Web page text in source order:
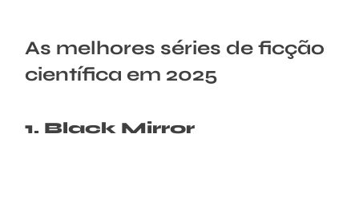
As melhores séries de ficção
científica em 2025
1. Black Mirror